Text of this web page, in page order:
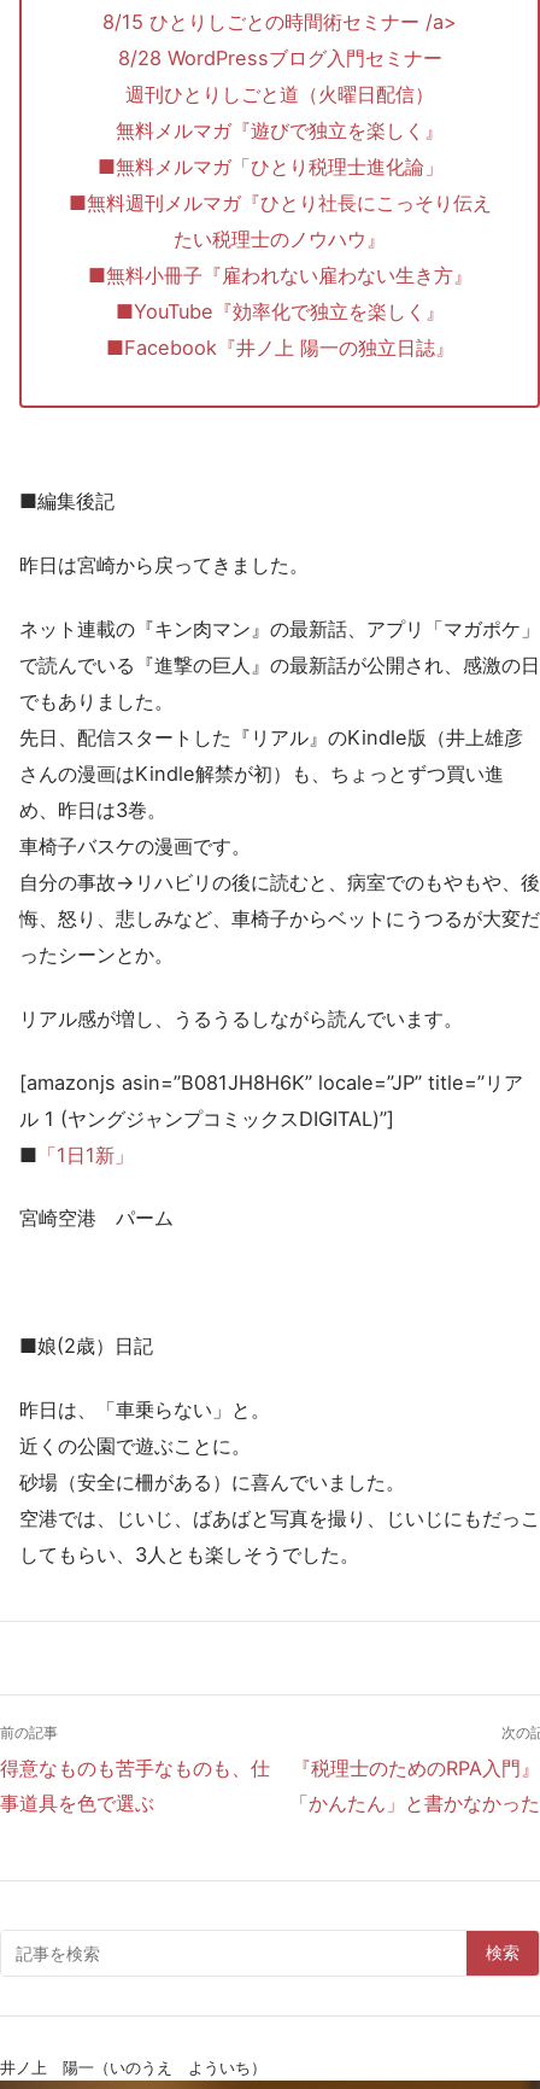
8/15 ひとりしごとの時間術セミナー /a>
8/28 WordPressブログ入門セミナー
週刊ひとりしごと道（火曜日配信）
無料メルマガ『遊びで独立を楽しく』
■無料メルマガ「ひとり税理士進化論」
■無料週刊メルマガ『ひとり社長にこっそり伝え
たい税理士のノウハウ』
■無料小冊子『雇われない雇わない生き方』
■YouTube『効率化で独立を楽しく』
■Facebook『井ノ上 陽一の独立日誌』
■編集後記
昨日は宮崎から戻ってきました。
ネット連載の『キン肉マン』の最新話、アプリ「マガポケ」
で読んでいる『進撃の巨人』の最新話が公開され、感激の日
でもありました。
先日、配信スタートした『リアル』のKindle版（井上雄彦
さんの漫画はKindle解禁が初）も、ちょっとずつ買い進
め、昨日は3巻。
車椅子バスケの漫画です。
自分の事故→リハビリの後に読むと、病室でのもやもや、後
悔、怒り、悲しみなど、車椅子からベットにうつるが大変だ
ったシーンとか。
リアル感が増し、うるうるしながら読んでいます。
[amazonjs asin=”B081JH8H6K” locale=”JP” title=”リア
ル 1 (ヤングジャンプコミックスDIGITAL)”]
■ 「1日1新」
宮崎空港 パーム
■娘(2歳）日記
昨日は、「車乗らない」と。
近くの公園で遊ぶことに。
砂場（安全に柵がある）に喜んでいました。
空港では、じいじ、ばあばと写真を撮り、じいじにもだっこ
してもらい、3人とも楽しそうでした。
前の記事
得意なものも苦手なものも、仕
事道具を色で選ぶ
次の
『税理士のためのRPA入門
「かんたん」と書かなかっ
検索
井ノ上 陽一（いのうえ よういち）